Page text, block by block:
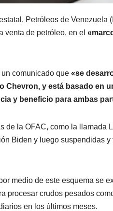
Petróleos de
venta de petróleo, en el
comunicado que «se
Chevron, y está basado en
y beneficio para ambas
de la OFAC, como la llamada
Biden y luego suspendidas
medio de este esquema se
procesar crudos pesados
en los últimos meses.